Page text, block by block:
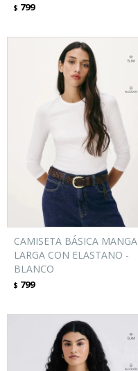
$ 799
CAMISETA BÁSICA MANGA
LARGA CON ELASTANO -
BLANCO
$ 799